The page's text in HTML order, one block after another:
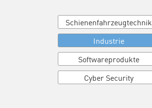
Schienenfahrzeugtechnik
Industrie
Softwareprodukte
Cyber Security